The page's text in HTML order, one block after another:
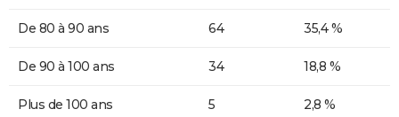
De 80 à 90 ans 64 35,4 %
De 90 à 100 ans 34 18,8 %
Plus de 100 ans 5 2,8 %